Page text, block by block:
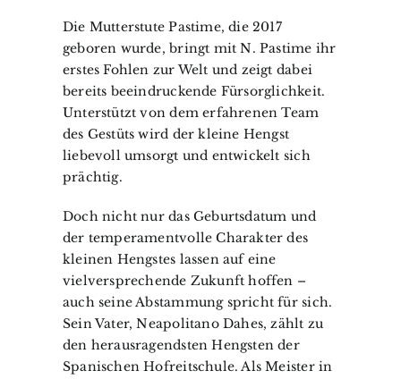
Die Mutterstute Pastime, die 2017
geboren wurde, bringt mit N. Pastime ihr
erstes Fohlen zur Welt und zeigt dabei
bereits beeindruckende Fürsorglichkeit.
Unterstützt von dem erfahrenen Team
des Gestüts wird der kleine Hengst
liebevoll umsorgt und entwickelt sich
prächtig.
Doch nicht nur das Geburtsdatum und
der temperamentvolle Charakter des
kleinen Hengstes lassen auf eine
vielversprechende Zukunft hoffen –
auch seine Abstammung spricht für sich.
Sein Vater, Neapolitano Dahes, zählt zu
den herausragendsten Hengsten der
Spanischen Hofreitschule. Als Meister in